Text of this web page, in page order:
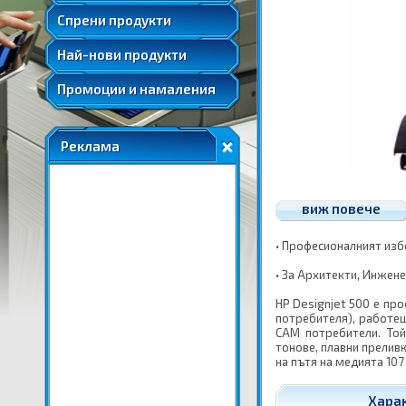
Спрени продукти
Удължени и допълнителни гаранции
Най-нови продукти
Промоции и намаления
Реклама
виж повече
• Професионалният
• За Архитекти,
HP Designjet 500 е
потребителя),
CAM потребители.
тонове, плавни
на пътя на медията